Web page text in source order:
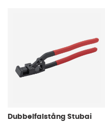
Dubbelfalstång Stubai